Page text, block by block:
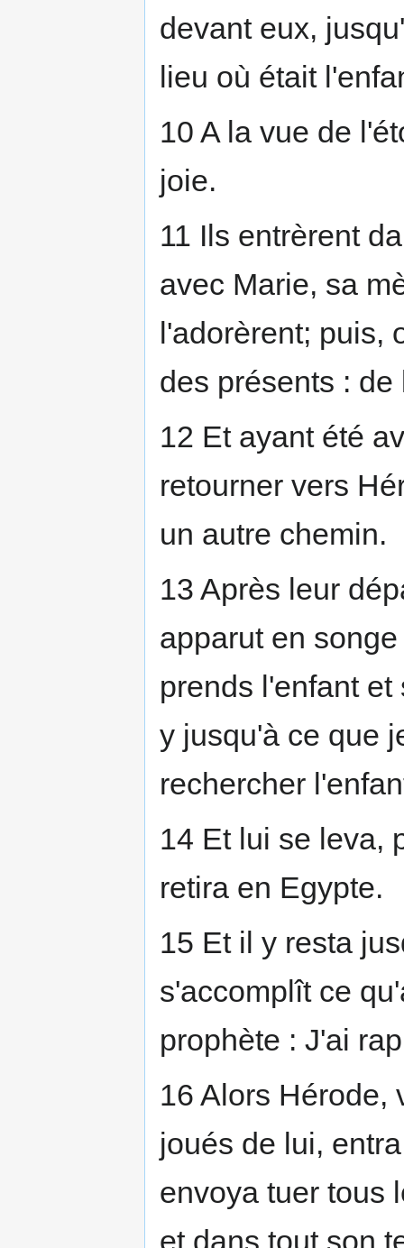
devant eux,
lieu où était
10 A la vue de
joie.
11 Ils entrèrent
avec Marie, sa
l'adorèrent; puis,
des présents :
12 Et ayant été
retourner vers
un autre chemin.
13 Après leur
apparut en
prends l'enfant
y jusqu'à ce que
rechercher
14 Et lui se leva,
retira en Egypte.
15 Et il y resta
s'accomplît ce
prophète : J'ai
16 Alors Hérode,
joués de lui,
envoya tuer tous
et dans tout son